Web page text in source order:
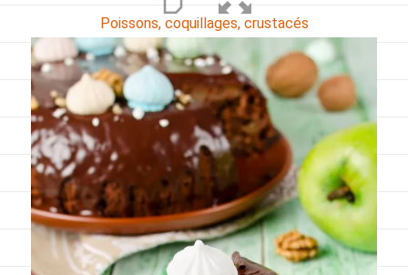
Poissons, coquillages, crustacés
Régime
Sans gluten
Sans lactose
Sans sel
Sauces et accompagnements
Végétarien